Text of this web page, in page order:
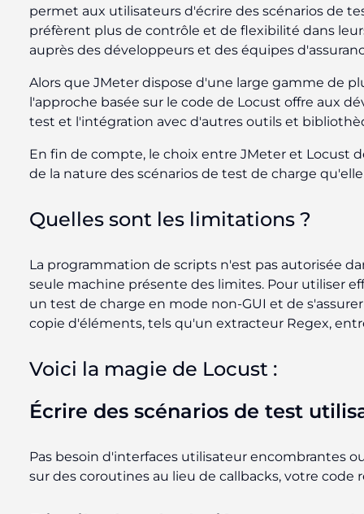
permet aux utilisateurs d'écrire des scénarios de
préfèrent plus de contrôle et de flexibilité dans
auprès des développeurs et des équipes
Alors que JMeter dispose d'une large gamme de
l'approche basée sur le code de Locust offre aux
test et l'intégration avec d'autres outils et
En fin de compte, le choix entre JMeter et Locust
de la nature des scénarios de test de charge
Quelles sont les limitations ?
La programmation de scripts n'est pas autorisée
seule machine présente des limites. Pour utiliser
un test de charge en mode non-GUI et de
copie d'éléments, tels qu'un extracteur Regex,
Voici la magie de Locust :
Écrire des scénarios de test
Pas besoin d'interfaces utilisateur encombrantes
sur des coroutines au lieu de callbacks, votre